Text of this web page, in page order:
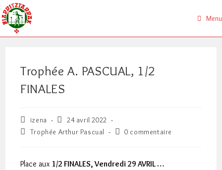
Skip
to
content
Menu
Trophée A. PASCUAL, 1/2
FINALES
Auteur/autrice
de
izena
Publication
publiée :
24 avril 2022
PostTrophée Arthur Pascual
Commentaires
publication :
0 commentaire
Place aux 1/2 FINALES, Vendredi 29 AVRIL …